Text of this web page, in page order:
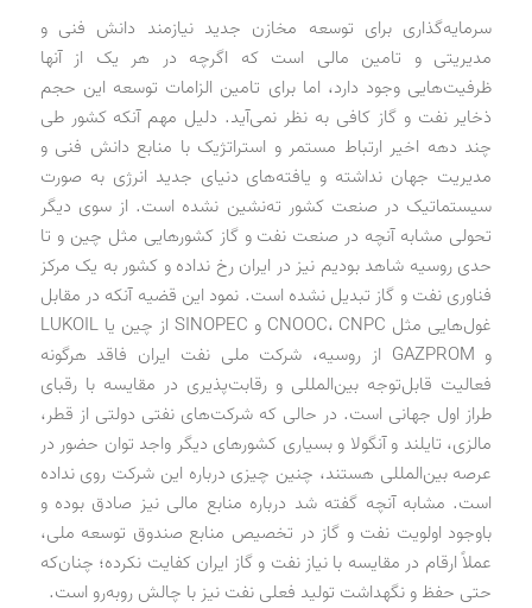
سرمایه‌گذاری برای توسعه مخازن جدید نیازمند دانش فنی و
مدیریتی و تامین مالی است که اگرچه در هر یک از آنها
ظرفیت‌هایی وجود دارد، اما برای تامین الزامات توسعه این حجم
ذخایر نفت و گاز کافی به نظر نمی‌آید. دلیل مهم آنکه کشور طی
چند دهه اخیر ارتباط مستمر و استراتژیک با منابع دانش فنی و
مدیریت جهان نداشته و یافته‌های دنیای جدید انرژی به صورت
سیستماتیک در صنعت کشور ته‌نشین نشده است. از سوی دیگر
تحولی مشابه آنچه در صنعت نفت و گاز کشورهایی مثل چین و تا
حدی روسیه شاهد بودیم نیز در ایران رخ نداده و کشور به یک مرکز
فناوری نفت و گاز تبدیل نشده است. نمود این قضیه آنکه در مقابل
غول‌هایی مثل CNOOC، CNPC و SINOPEC از چین یا LUKOIL
و GAZPROM از روسیه، شرکت ملی نفت ایران فاقد هرگونه
فعالیت قابل‌توجه بین‌المللی و رقابت‌پذیری در مقایسه با رقبای
طراز اول جهانی است. در حالی که شرکت‌های نفتی دولتی از قطر،
مالزی، تایلند و آنگولا و بسیاری کشورهای دیگر واجد توان حضور در
عرصه بین‌المللی هستند، چنین چیزی درباره این شرکت روی نداده
است. مشابه آنچه گفته شد درباره منابع مالی نیز صادق بوده و
باوجود اولویت نفت و گاز در تخصیص منابع صندوق توسعه ملی،
عملاً ارقام در مقایسه با نیاز نفت و گاز ایران کفایت نکرده؛ چنان‌که
حتی حفظ و نگهداشت تولید فعلی نفت نیز با چالش روبه‌رو است.